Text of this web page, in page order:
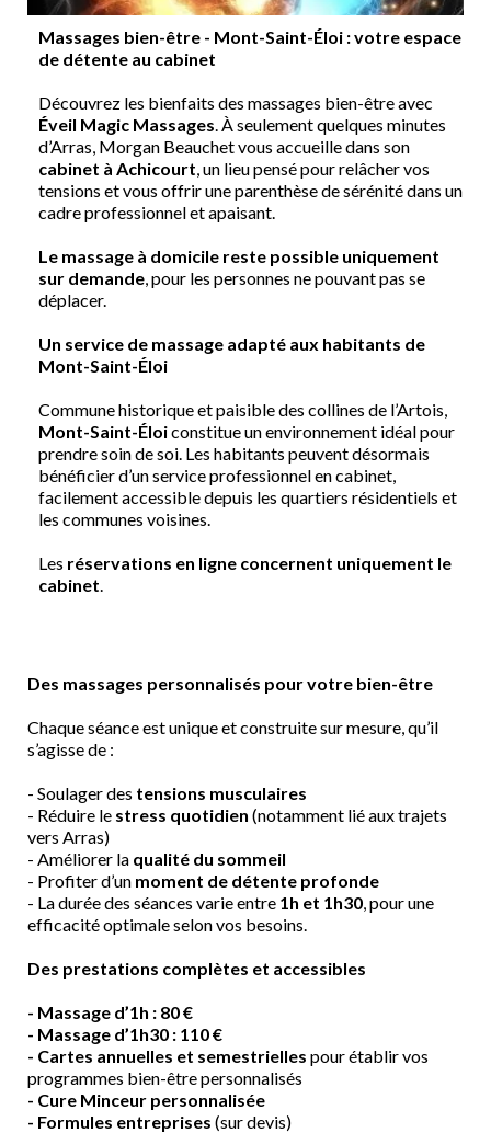
Massages bien-être - Mont-Saint-Éloi : votre espace
de détente au cabinet
Découvrez les bienfaits des massages bien-être avec
Éveil Magic Massages. À seulement quelques minutes
d’Arras, Morgan Beauchet vous accueille dans son
cabinet à Achicourt, un lieu pensé pour relâcher vos
tensions et vous offrir une parenthèse de sérénité dans un
cadre professionnel et apaisant.
Le massage à domicile reste possible uniquement
sur demande, pour les personnes ne pouvant pas se
déplacer.
Un service de massage adapté aux habitants de
Mont-Saint-Éloi
Commune historique et paisible des collines de l’Artois,
Mont-Saint-Éloiconstitue un environnement idéal pour
prendre soin de soi. Les habitants peuvent désormais
bénéficier d’un service professionnel en cabinet,
facilement accessible depuis les quartiers résidentiels et
les communes voisines.
Les réservations en ligne concernent uniquement le
cabinet.
Des massages personnalisés pour votre bien-être
Chaque séance est unique et construite sur mesure, qu’il
s’agisse de :
- Soulager des tensions musculaires
- Réduire le stress quotidien (notamment lié aux trajets
vers Arras)
- Améliorer la qualité du sommeil
- Profiter d’un moment de détente profonde
- La durée des séances varie entre 1h et 1h30, pour une
efficacité optimale selon vos besoins.
Des prestations complètes et accessibles
- Massage d’1h : 80 €
- Massage d’1h30 : 110 €
- Cartes annuelles et semestrielles pour établir vos
programmes bien-être personnalisés
- Cure Minceur personnalisée
- Formules entreprises (sur devis)